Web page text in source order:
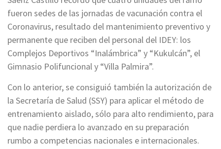
fueron sedes de las jornadas de vacunación contra el
Coronavirus, resultado del mantenimiento preventivo y
permanente que reciben del personal del IDEY: los
Complejos Deportivos “Inalámbrica” y “Kukulcán”, el
Gimnasio Polifuncional y “Villa Palmira”.
Con lo anterior, se consiguió también la autorización de
la Secretaría de Salud (SSY) para aplicar el método de
entrenamiento aislado, sólo para alto rendimiento, para
que nadie perdiera lo avanzado en su preparación
rumbo a competencias nacionales e internacionales.